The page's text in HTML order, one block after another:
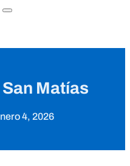
Matías
4, 2026